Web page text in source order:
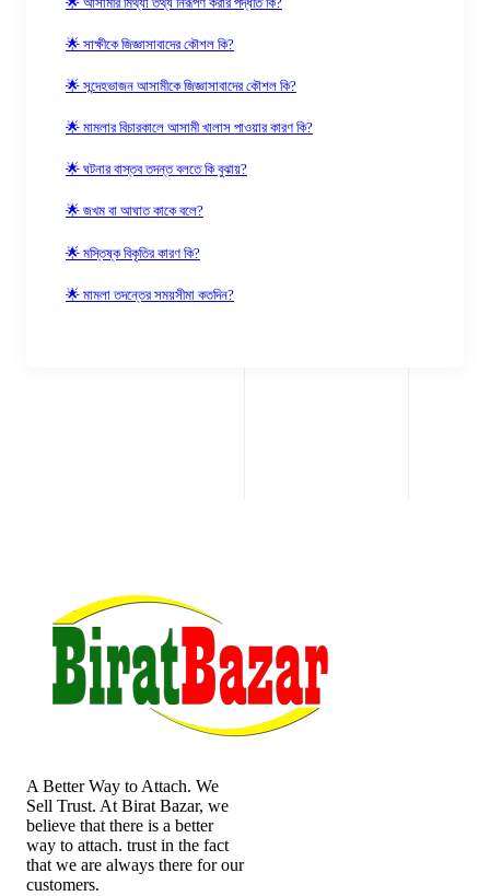
🌟 সাক্ষীকে জিজ্ঞাসাবাদের কৌশল কি?
🌟 সন্দেহভাজন আসামীকে জিজ্ঞাসাবাদের কৌশল কি?
🌟 মামলার বিচারকালে আসামী খালাস পাওয়ার কারণ কি?
🌟 ঘটনার বাস্তব তদন্ত বলতে কি বুঝায়?
🌟 জখম বা আঘাত কাকে বলে?
🌟 মস্তিষ্ক বিকৃতির কারণ কি?
🌟 মামলা তদন্তের সময়সীমা কতদিন?
A Better Way to Attach. We
Sell Trust. At Birat Bazar, we
believe that there is a better
way to attach. trust in the fact
that we are always there for our
customers.